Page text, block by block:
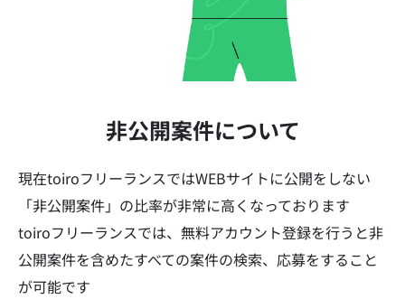
非公開案件について
現在toiroフリーランスではWEBサイトに公開をしない
「非公開案件」の比率が非常に高くなっております​​​
toiroフリーランスでは、無料アカウント登録を行うと非
公開案件を含めたすべての案件の検索、応募をすること
が可能です